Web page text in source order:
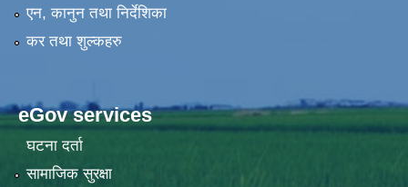
एन, कानुन तथा निर्देशिका
कर तथा शुल्कहरु
eGov services
घटना दर्ता
सामाजिक सुरक्षा